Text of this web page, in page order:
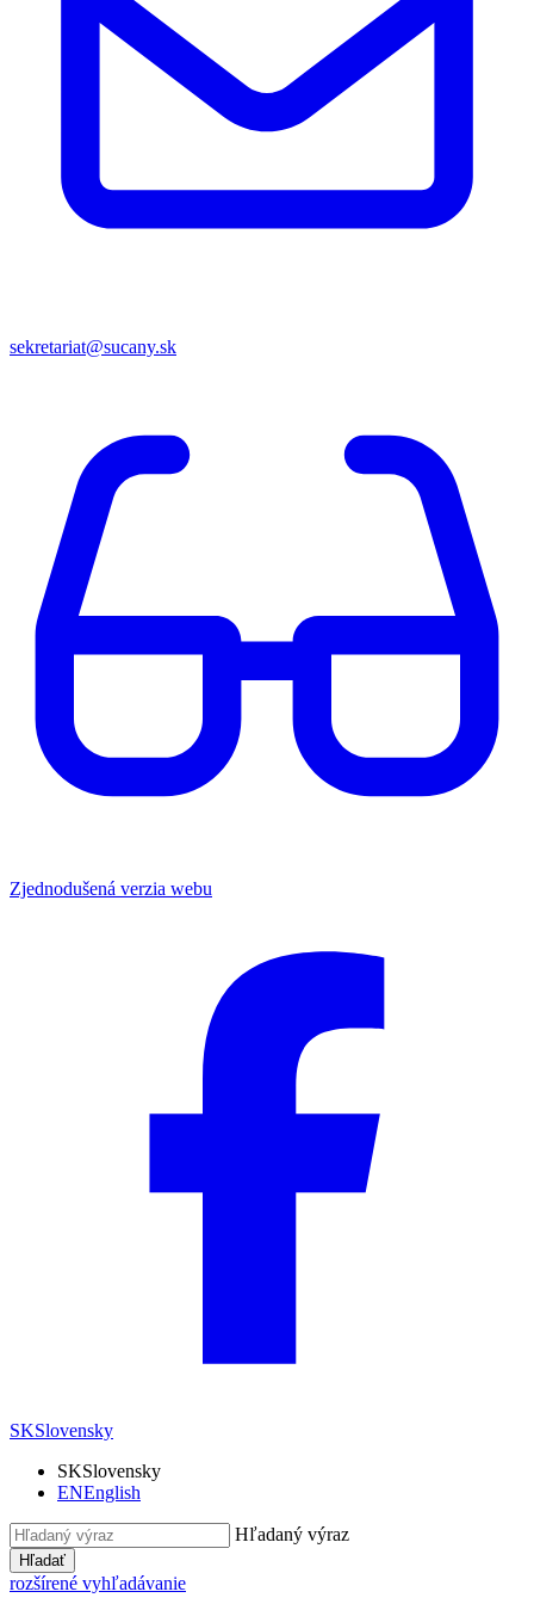
sekretariat@sucany.sk
Zjednodušená verzia webu
SKSlovensky
SKSlovensky
ENEnglish
Hľadaný výraz
Hľadať
rozšírené vyhľadávanie